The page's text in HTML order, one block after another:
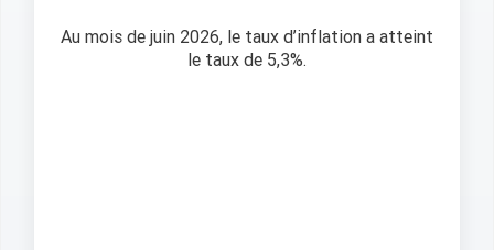
Au mois de juin 2026, le taux d’inflation a atteint
le taux de 5,3%.